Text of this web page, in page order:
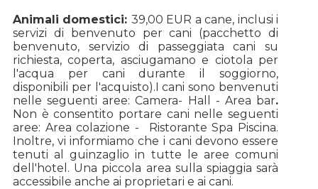
Animali domestici: 39,00 EUR a cane, inclusi i
servizi di benvenuto per cani (pacchetto di
benvenuto, servizio di passeggiata cani su
richiesta, coperta, asciugamano e ciotola per
l'acqua per cani durante il soggiorno,
disponibili per l'acquisto).I cani sono benvenuti
nelle seguenti aree: Camera- Hall - Area bar.
Non è consentito portare cani nelle seguenti
aree: Area colazione - Ristorante Spa Piscina.
Inoltre, vi informiamo che i cani devono essere
tenuti al guinzaglio in tutte le aree comuni
dell'hotel. Una piccola area sulla spiaggia sarà
accessibile anche ai proprietari e ai cani.